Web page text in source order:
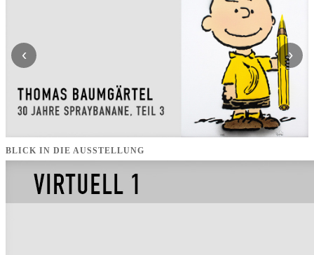
‹ ›
BLICK IN DIE AUSSTELLUNG